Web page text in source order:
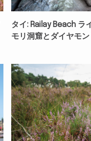
タイ: Railay Beach ラ
モリ洞窟とダイヤモ